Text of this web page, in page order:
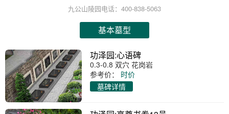
九公山陵园电话：400-838-5063
基本墓型
功泽园:心语碑
0.3-0.8 双穴 花岗岩
参考价：
时价
墓碑详情